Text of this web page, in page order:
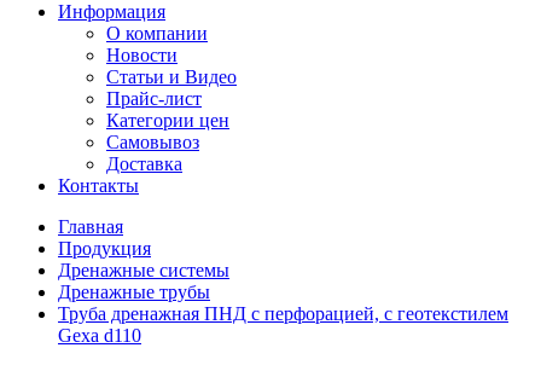
Информация
О компании
Новости
Статьи и Видео
Прайс-лист
Категории цен
Самовывоз
Доставка
Контакты
Главная
Продукция
Дренажные системы
Дренажные трубы
Труба дренажная ПНД с перфорацией, с геотекстилем
Gexa d110